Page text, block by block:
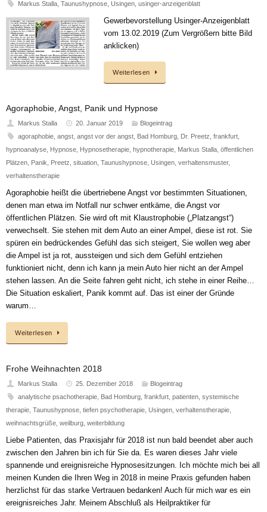
Markus Stalla, Taunushypnose, Usingen, usinger-anzeigenblatt
Gewerbevorstellung Usinger-Anzeigenblatt
vom 13.02.2019 (Zum Vergrößern bitte Bild
anklicken)
Weiterlesen
Agoraphobie, Angst, Panik und Hypnose
Markus Stalla 20. Januar 2019
Blogeintrag
agoraphobie, angst, angst vor der angst, Bad Homburg, Dr. Preetz frankfurt,
hypnoanalyse
Hypnose Hypnosetherapie hypnotherapie Markus Stalla öffentlichen
Plätzen
Panik Preetz situation Taunushypnose Usingen verhaltensmuster,
verhaltenstherapie
Agoraphobie heißt die übertriebene Angst vor bestimmten Situationen,
denen man etwa im Notfall nur schwer entkäme, die Angst vor
öffentlichen Plätzen. Sie wird oft mit Klaustrophobie („Platzangst“)
verwechselt. Sie stehen mit dem Auto an einer Ampel, diese ist rot. Sie
spüren ein bedrückendes Gefühl das sich steigert, Sie wollen weg aber
die Ampel ist ja rot, aussteigen und sich dem Gefühl entziehen
funktioniert nicht, denn ich kann ja mein Auto hier nicht an der Ampel
stehen lassen. An die Seite fahren geht nicht, ich stehe in einer Reihe…
Die Situation eskaliert, Panik kommt auf. Das ist einer der Gründe
warum…
Weiterlesen
Frohe Weihnachten 2018
Markus Stalla 25. Dezember 2018
Blogeintrag
analytische psachotherapie, Bad Homburg, frankfurt, patienten, systemische
therapie Taunushypnose tiefen psychotherapie Usingen verhaltenstherapie
weihnachtsgrüße weilburg weiterbildung
Liebe Patienten, das Praxisjahr für 2018 ist nun bald beendet aber auch
zwischen den Jahren bin ich für Sie da. Es waren dieses Jahr viele
spannende und ereignisreiche Hypnosesitzungen. Ich möchte mich bei all
meinen Kunden die Ihren Weg in 2018 in meine Praxis gefunden haben
herzlichst für das starke Vertrauen bedanken! Auch für mich war es ein
ereignisreiches Jahr. Meinem Abschluß als Heilpraktiker für